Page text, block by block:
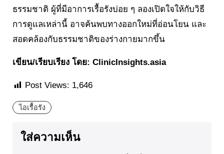
ธรรมชาติ ผู้ที่มีอาการเรื้อรังบ่อย ๆ ลองเปิดใจให้กับวิธี
การดูแลเหล่านี้ อาจค้นพบทางออกใหม่ที่อ่อนโยน และ
สอดคล้องกับธรรมชาติของร่างกายมากขึ้น
เขียน/เรียบเรียง โดย: ClinicInsights.asia
Post Views: 1,646
ไอเรื้อรัง
ใส่ความเห็น